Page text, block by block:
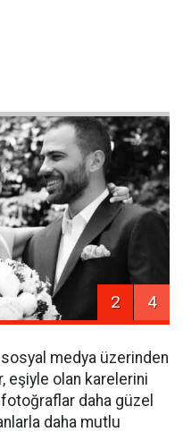
2 4
medya üzerinden
eşiyle olan karelerini
daha güzel
daha mutlu